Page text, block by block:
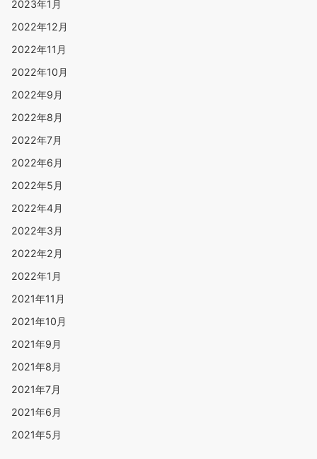
2023年1月
2022年12月
2022年11月
2022年10月
2022年9月
2022年8月
2022年7月
2022年6月
2022年5月
2022年4月
2022年3月
2022年2月
2022年1月
2021年11月
2021年10月
2021年9月
2021年8月
2021年7月
2021年6月
2021年5月